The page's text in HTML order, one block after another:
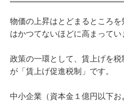
物価の上昇はとどまるところ
はかつてないほどに高まってい
政策の一環として、賃上げを
が「賃上げ促進税制」です。
中小企業（資本金１億円以下